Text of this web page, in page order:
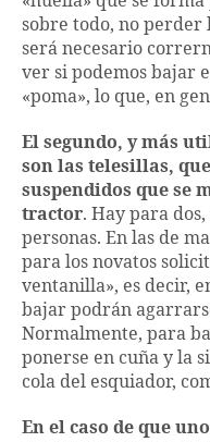
sobre todo, no perder
será necesario
ver si podemos bajar
«poma», lo que, en
El segundo, y más
son las telesillas,
suspendidos que se
tractor. Hay para
personas. En las de
para los novatos
ventanilla», es decir,
bajar podrán
Normalmente, para
ponerse en cuña y la
cola del esquiador,
En el caso de que